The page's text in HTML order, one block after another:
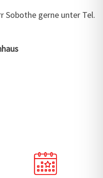
Sobothe gerne unter Tel.